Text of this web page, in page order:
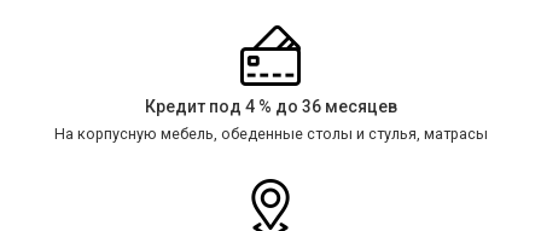
Кредит под 4 % до 36 месяцев
На корпусную мебель, обеденные столы и стулья, матрасы